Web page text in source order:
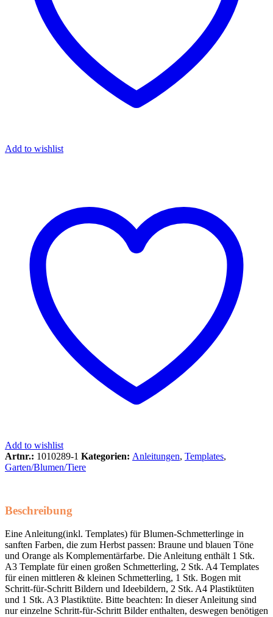
Add to wishlist
Add to wishlist
Artnr.: 1010289-1 Kategorien: Anleitungen, Templates,
Garten/Blumen/Tiere
Beschreibung
Eine Anleitung(inkl. Templates) für Blumen-Schmetterlinge in
sanften Farben, die zum Herbst passen: Braune und blauen Töne
und Orange als Komplementärfarbe. Die Anleitung enthält 1 Stk.
A3 Template für einen großen Schmetterling, 2 Stk. A4 Templates
für einen mittleren & kleinen Schmetterling, 1 Stk. Bogen mit
Schritt-für-Schritt Bildern und Ideebildern, 2 Stk. A4 Plastiktüten
und 1 Stk. A3 Plastiktüte. Bitte beachten: In dieser Anleitung sind
nur einzelne Schritt-für-Schritt Bilder enthalten, deswegen benötigen